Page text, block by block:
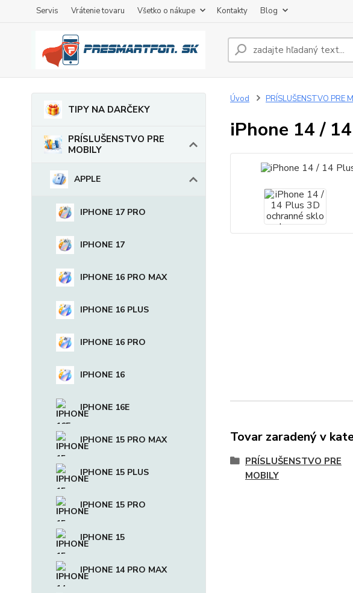
Servis Vrátenie tovaru Všetko o nákupe Kontakty Blog
TIPY NA DARČEKY
PRÍSLUŠENSTVO PRE
MOBILY
APPLE
IPHONE 17 PRO
IPHONE 17
IPHONE 16 PRO MAX
IPHONE 16 PLUS
IPHONE 16 PRO
IPHONE 16
IPHONE 16E
IPHONE 15 PRO MAX
IPHONE 15 PLUS
IPHONE 15 PRO
IPHONE 15
IPHONE 14 PRO MAX
Úvod PRÍSLUŠENSTVO PRE
iPhone 14 /
Tovar zaradený v
PRÍSLUŠENSTVO PRE
MOBILY